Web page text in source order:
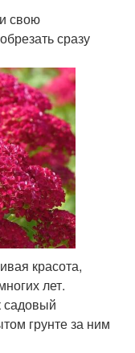
свою
сразу
красота,
лет.
садовый
грунте за ним